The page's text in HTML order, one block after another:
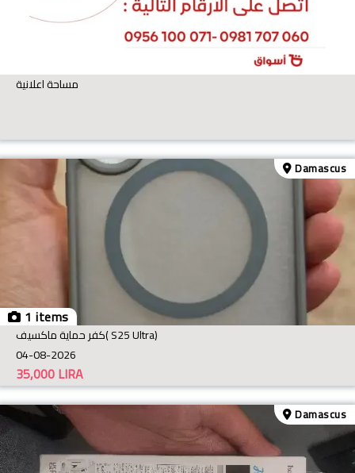
مساحة اعلانية
1 items
Damascus
كفر حماية ماكسيف( S25 Ultra)
04-08-2026
LIRA
35,000
Damascus